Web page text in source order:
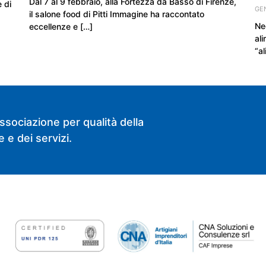
di
il salone food di Pitti Immagine ha raccontato
eccellenze e […]
per qualità della
e dei servizi.